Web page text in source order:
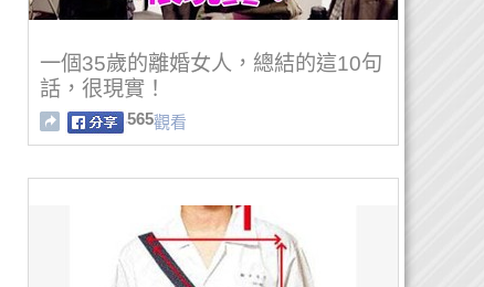
一個35歲的離婚女人，總結的這10句
話，很現實！
565觀看